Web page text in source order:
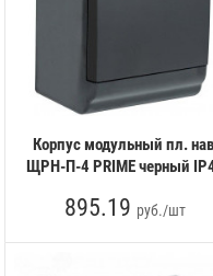
Корпус модульный пл.
ЩРН-П-4 PRIME черный
895.19 руб./шт